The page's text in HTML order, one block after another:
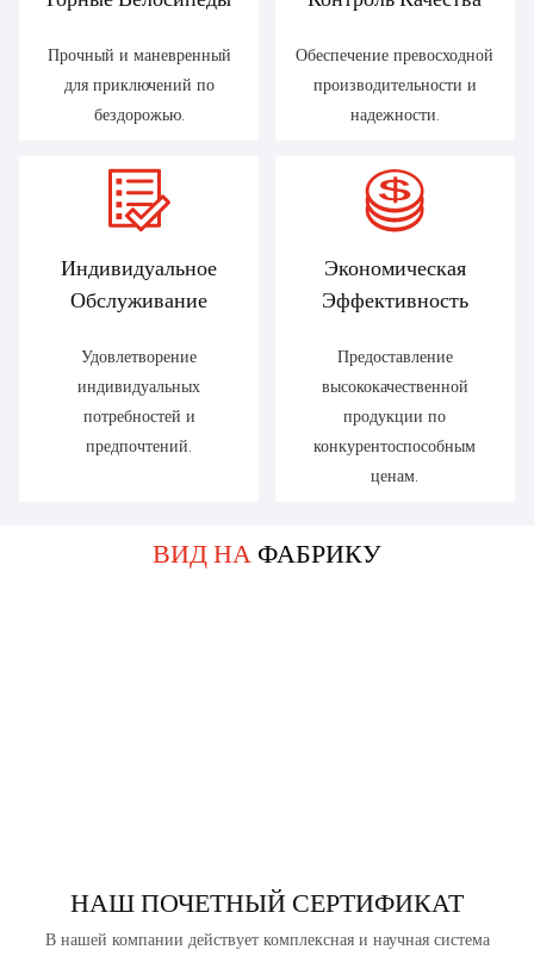
Прочный и маневренный
для приключений по
бездорожью.
Обеспечение превосходной
производительности и
надежности.
Индивидуальное
Обслуживание
Удовлетворение
индивидуальных
потребностей и
предпочтений.
Экономическая
Эффективность
Предоставление
высококачественной
продукции по
конкурентоспособным
ценам.
ВИД НА ФАБРИКУ
НАШ ПОЧЕТНЫЙ СЕРТИФИКАТ
В нашей компании действует комплексная и научная система